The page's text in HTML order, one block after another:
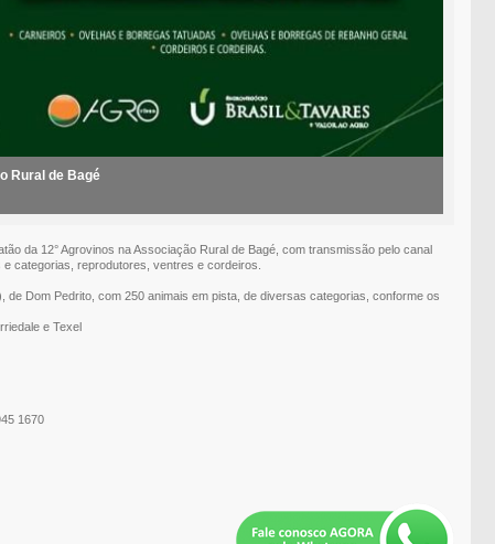
Rural de Bagé
da 12° Agrovinos na Associação Rural de Bagé, com transmissão pelo canal
categorias, reprodutores, ventres e cordeiros.
de Dom Pedrito, com 250 animais em pista, de diversas categorias, conforme os
e Texel
1670